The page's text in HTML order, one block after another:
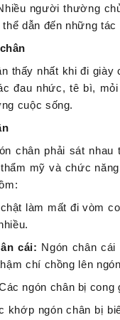
người thường
dẫn đến những
thấy nhất khi đi giày
đau nhức, tê bì,
cuộc sống.
chân phải sát nhau
mỹ và chức
làm mất đi vòm
cái: Ngón chân
chí chồng lên
ngón chân bị
khớp ngón chân bị